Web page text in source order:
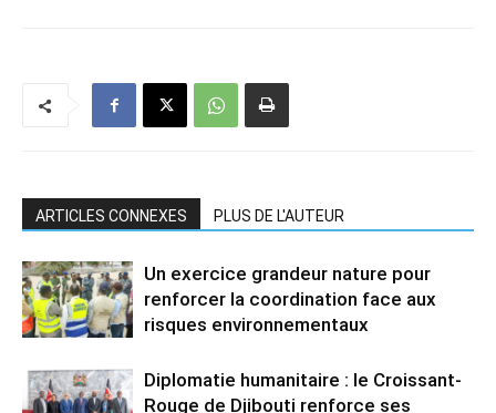
ARTICLES CONNEXES PLUS DE L'AUTEUR
Un exercice grandeur nature pour
renforcer la coordination face aux
risques environnementaux
Diplomatie humanitaire : le Croissant-
Rouge de Djibouti renforce ses